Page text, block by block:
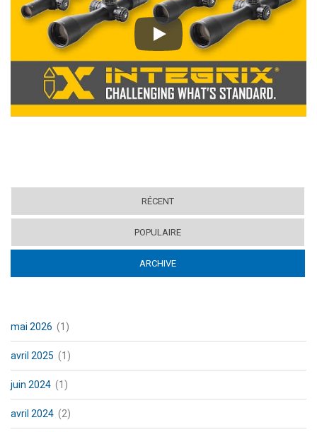
Play
RÉCENT
POPULAIRE
ARCHIVE
mai 2026 (1)
avril 2025 (1)
juin 2024 (1)
avril 2024 (2)